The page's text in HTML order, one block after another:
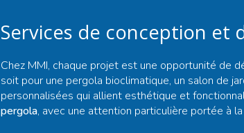
Services de conception et
Chez MMI, chaque projet est une opportunité de
soit pour une pergola bioclimatique, un salon de
personnalisées qui allient esthétique et
pergola, avec une attention particulière portée à